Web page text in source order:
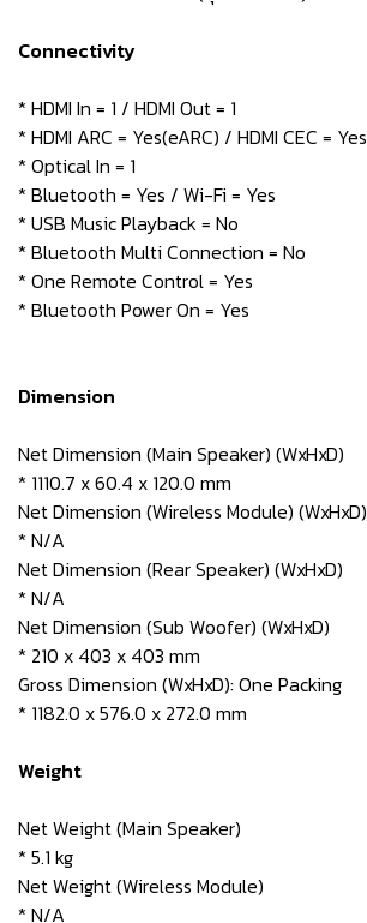
Connectivity
* HDMI In = 1 / HDMI Out = 1
* HDMI ARC = Yes(eARC) / HDMI CEC = Yes
* Optical In = 1
* Bluetooth = Yes / Wi-Fi = Yes
* USB Music Playback = No
* Bluetooth Multi Connection = No
* One Remote Control = Yes
* Bluetooth Power On = Yes
Dimension
Net Dimension (Main Speaker) (WxHxD)
* 1110.7 x 60.4 x 120.0 mm
Net Dimension (Wireless Module) (WxHxD)
* N/A
Net Dimension (Rear Speaker) (WxHxD)
* N/A
Net Dimension (Sub Woofer) (WxHxD)
* 210 x 403 x 403 mm
Gross Dimension (WxHxD): One Packing
* 1182.0 x 576.0 x 272.0 mm
Weight
Net Weight (Main Speaker)
* 5.1 kg
Net Weight (Wireless Module)
* N/A